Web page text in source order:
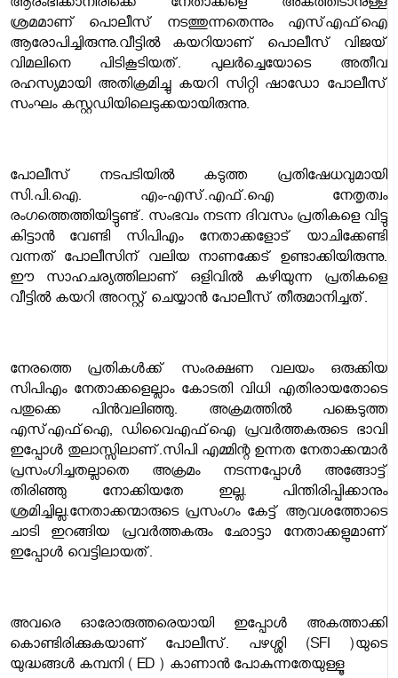
ആരംഭിക്കാനിരിക്കെ നേതാക്കളെ അകത്തിടാനുള്ള
ശ്രമമാണ് പൊലീസ് നടത്തുന്നതെന്നും എസ്എഫ്ഐ
ആരോപിച്ചിരുന്നു.വീട്ടിൽ കയറിയാണ് പൊലീസ് വിജയ്
വിമലിനെ പിടികൂടിയത്. പുലർച്ചെയോടെ അതീവ
രഹസ്യമായി അതിക്രമിച്ചു കയറി സിറ്റി ഷാഡോ പോലീസ്
സംഘം കസ്റ്റഡിയിലെടുക്കയായിരുന്നു.
പോലീസ് നടപടിയിൽ കടുത്ത പ്രതിഷേധവുമായി
സി.പി.ഐ. എം-എസ്.എഫ്.ഐ നേതൃത്വം
രംഗത്തെത്തിയിട്ടുണ്ട്. സംഭവം നടന്ന ദിവസം പ്രതികളെ വിട്ടു
കിട്ടാൻ വേണ്ടി സിപിഎം നേതാക്കളോട് യാചിക്കേണ്ടി
വന്നത് പോലീസിന് വലിയ നാണക്കേട് ഉണ്ടാക്കിയിരുന്നു.
ഈ സാഹചര്യത്തിലാണ് ഒളിവിൽ കഴിയുന്ന പ്രതികളെ
വീട്ടിൽ കയറി അറസ്റ്റ് ചെയ്യാൻ പോലീസ് തീരുമാനിച്ചത്.
നേരത്തെ പ്രതികൾക്ക് സംരക്ഷണ വലയം ഒരുക്കിയ
സിപിഎം നേതാക്കളെല്ലാം കോടതി വിധി എതിരായതോടെ
പതുക്കെ പിൻവലിഞ്ഞു. അക്രമത്തിൽ പങ്കെടുത്ത
എസ്എഫ്ഐ, ഡിവൈഎഫ്ഐ പ്രവർത്തകരുടെ ഭാവി
ഇപ്പോൾ തുലാസ്സിലാണ്.സിപി എമ്മിന്റ ഉന്നത നേതാക്കന്മാർ
പ്രസംഗിച്ചതല്ലാതെ അക്രമം നടന്നപ്പോൾ അങ്ങോട്ട്
തിരിഞ്ഞു നോക്കിയതേ ഇല്ല. പിന്തിരിപ്പിക്കാനും
ശ്രമിച്ചില്ല.നേതാക്കന്മാരുടെ പ്രസംഗം കേട്ട് ആവശത്തോടെ
ചാടി ഇറങ്ങിയ പ്രവർത്തകരും ഛോട്ടാ നേതാക്കളുമാണ്
ഇപ്പോൾ വെട്ടിലായത്.
അവരെ ഓരോരുത്തരെയായി ഇപ്പോൾ അകത്താക്കി
കൊണ്ടിരിക്കുകയാണ് പോലീസ്. പഴശ്ശി (SFI )യുടെ
യുദ്ധങ്ങൾ കമ്പനി ( ED ) കാണാൻ പോകുന്നതേയുള്ളൂ